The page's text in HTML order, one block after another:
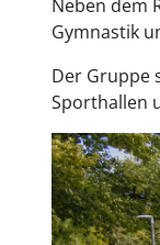
Neben dem
Gymnastik
Der Gruppe
Sporthallen